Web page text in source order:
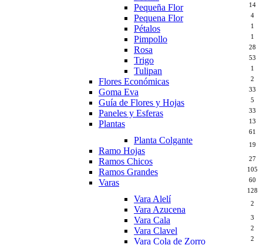
14
Pequeña Flor
4
Pequena Flor
1
Pétalos
1
Pimpollo
28
Rosa
53
Trigo
1
Tulipan
2
Flores Económicas
33
Goma Eva
5
Guía de Flores y Hojas
33
Paneles y Esferas
13
Plantas
61
Planta Colgante 19
Ramo Hojas
27
Ramos Chicos
105
Ramos Grandes
60
Varas
128
Vara Alelí 2
Vara Azucena
3
Vara Cala
2
Vara Clavel
2
Vara Cola de Zorro